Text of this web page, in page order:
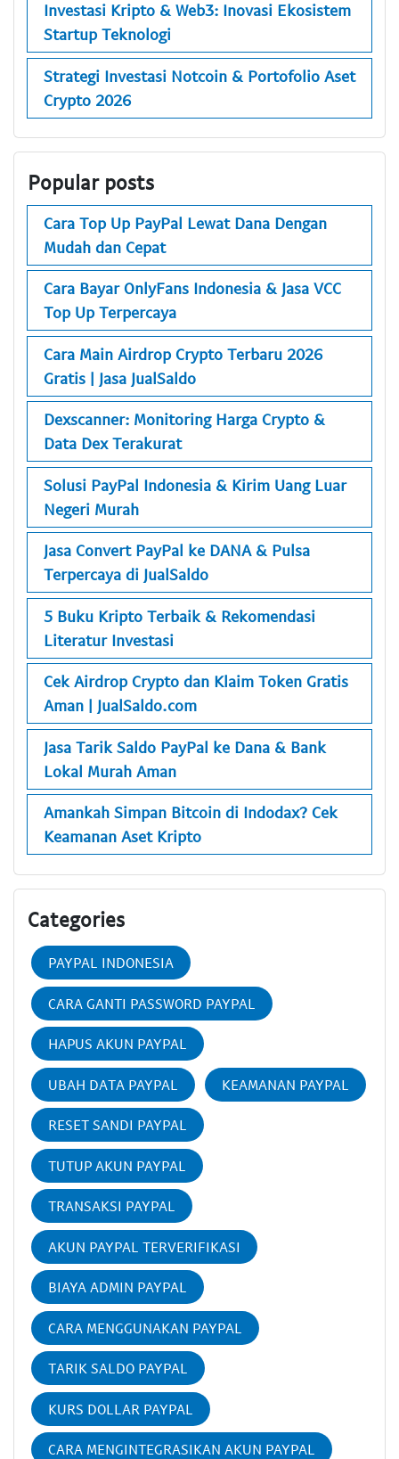
Investasi Kripto & Web3: Inovasi Ekosistem
Startup Teknologi
Strategi Investasi Notcoin & Portofolio Aset
Crypto 2026
Popular posts
Cara Top Up PayPal Lewat Dana Dengan
Mudah dan Cepat
Cara Bayar OnlyFans Indonesia & Jasa VCC
Top Up Terpercaya
Cara Main Airdrop Crypto Terbaru 2026
Gratis | Jasa JualSaldo
Dexscanner: Monitoring Harga Crypto &
Data Dex Terakurat
Solusi PayPal Indonesia & Kirim Uang Luar
Negeri Murah
Jasa Convert PayPal ke DANA & Pulsa
Terpercaya di JualSaldo
5 Buku Kripto Terbaik & Rekomendasi
Literatur Investasi
Cek Airdrop Crypto dan Klaim Token Gratis
Aman | JualSaldo.com
Jasa Tarik Saldo PayPal ke Dana & Bank
Lokal Murah Aman
Amankah Simpan Bitcoin di Indodax? Cek
Keamanan Aset Kripto
Categories
PAYPAL INDONESIA
CARA GANTI PASSWORD PAYPAL
HAPUS AKUN PAYPAL
UBAH DATA PAYPAL KEAMANAN PAYPAL
RESET SANDI PAYPAL
TUTUP AKUN PAYPAL
TRANSAKSI PAYPAL
AKUN PAYPAL TERVERIFIKASI
BIAYA ADMIN PAYPAL
CARA MENGGUNAKAN PAYPAL
TARIK SALDO PAYPAL
KURS DOLLAR PAYPAL
CARA MENGINTEGRASIKAN AKUN PAYPAL